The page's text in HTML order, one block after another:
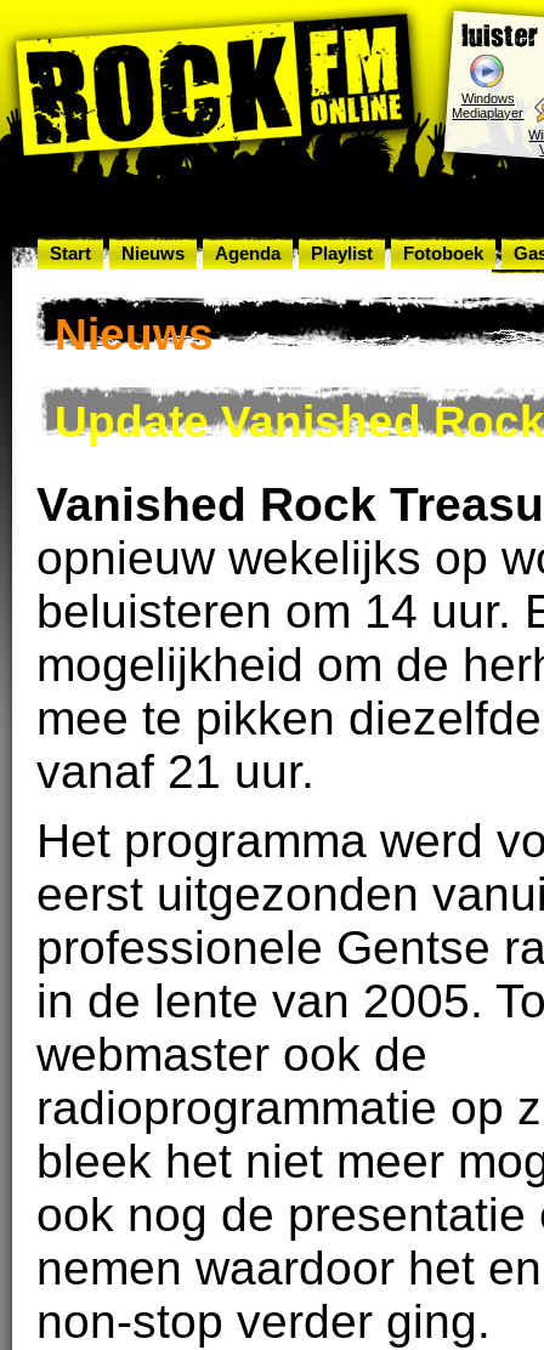
Windows
Mediaplayer
Start Nieuws Agenda Playlist Fotoboek
Nieuws
Update Vanished
Vanished Rock
opnieuw wekelijks op
beluisteren om 14 uur.
mogelijkheid om de
mee te pikken
vanaf 21 uur.
Het programma werd
eerst uitgezonden
professionele Gentse
in de lente van 2005.
webmaster ook de
radioprogrammatie op
bleek het niet meer
ook nog de presentatie
nemen waardoor het
non-stop verder ging.